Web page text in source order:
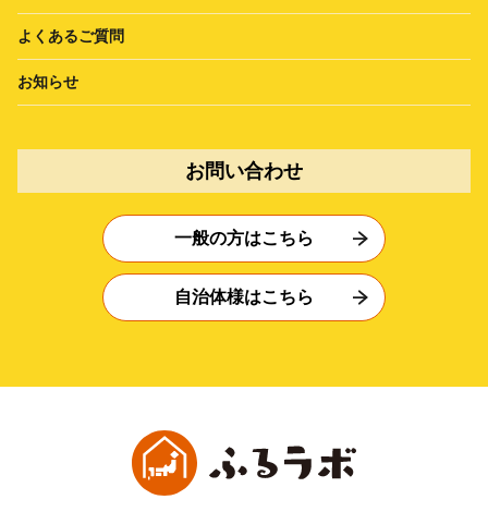
よくあるご質問
お知らせ
お問い合わせ
一般の方はこちら
自治体様はこちら